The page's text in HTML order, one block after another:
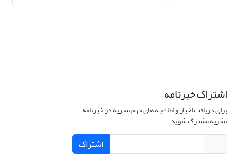
اشتراک خبرنامه
برای دریافت اخبار و اطلاعیه های مهم نشریه در خبرنامه
نشریه مشترک شوید.
اشتراک